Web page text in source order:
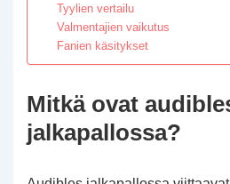
Tyylien vertailu
Valmentajien vaikutus
Fanien käsitykset
Mitkä ovat
jalkapallossa?